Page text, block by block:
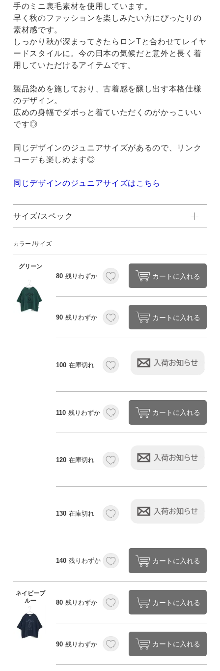
手のミニ裏毛素材を使用しています。
早く秋のファッションを楽しみたい方にぴったりの
素材感です。
しっかり秋が深まってきたらロンTと合わせてレイヤ
ードスタイルに。今の日本の気候だと意外と長く着
用していただけるアイテムです。
製品染めを施しており、古着感を醸し出す本格仕様
のデザイン。
広めの身幅でダボっと着ていただくのがかっこいい
です◎
同じデザインのジュニアサイズがあるので、リンク
コーデも楽しめます◎
同じデザインのジュニアサイズはこちら
サイズ/スペック
カラー サイズ
グリーン
80 残りわずか カートに入れる
90 残りわずか カートに入れる
100 在庫切れ
110 残りわずか カートに入れる
120 在庫切れ
130 在庫切れ
140 残りわずか カートに入れる
ネイビーブ
ルー
80 残りわずか カートに入れる
90 残りわずか カートに入れる